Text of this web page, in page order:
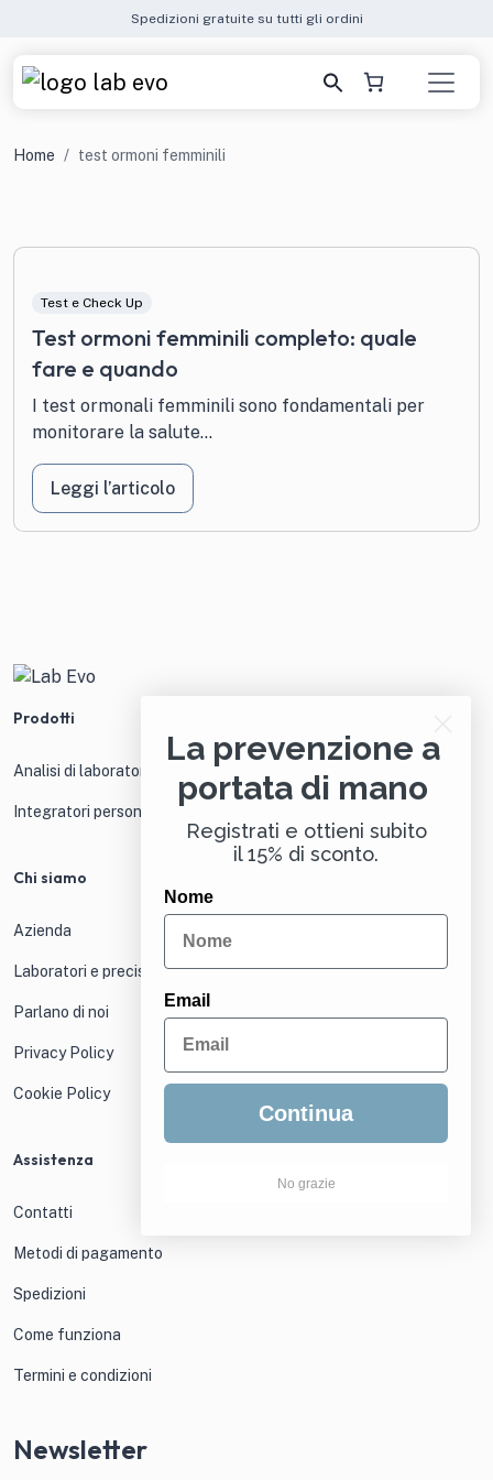
Spedizioni gratuite su tutti gli ordini
Home test ormoni femminili
Test e Check Up
Test ormoni femminili completo: quale
fare e quando
I test ormonali femminili sono fondamentali per
monitorare la salute...
Leggi l’articolo
Prodotti
Analisi di laboratorio
Integratori personalizzati
Chi siamo
Azienda
Laboratori e precisione
Parlano di noi
Privacy Policy
Cookie Policy
Assistenza
Contatti
Metodi di pagamento
Spedizioni
Come funziona
Termini e condizioni
Newsletter
La prevenzione a
portata di mano
Registrati e ottieni subito
il 15% di sconto.
Nome
Email
Continua
No grazie